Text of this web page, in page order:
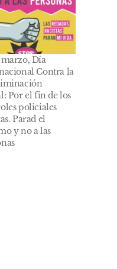
marzo, Día
Contra la
Por el fin de los
policiales
Parad el
y no a las